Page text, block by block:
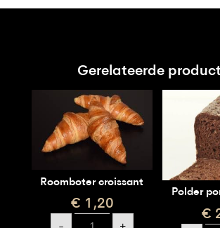
Gerelateerde
Roomboter croissant
€ 1,20
Polder
€